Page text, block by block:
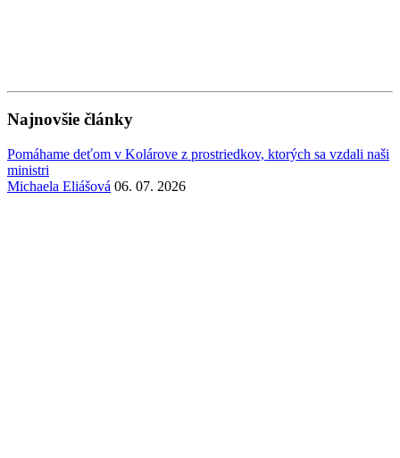
Najnovšie články
Pomáhame deťom v Kolárove z prostriedkov, ktorých sa vzdali naši
ministri
Michaela Eliášová 06. 07. 2026